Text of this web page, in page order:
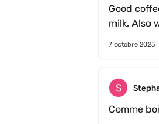
Good
milk. Also
7 octobre 2025